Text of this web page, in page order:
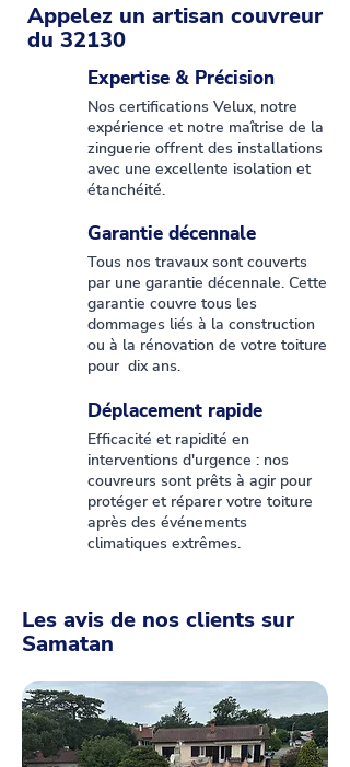
Appelez un artisan couvreur
du 32130
Expertise & Précision
Nos certifications Velux, notre
expérience et notre maîtrise de la
zinguerie offrent des installations
avec une excellente isolation et
étanchéité.
Garantie décennale
Tous nos travaux sont couverts
par une garantie décennale. Cette
garantie couvre tous les
dommages liés à la construction
ou à la rénovation de votre toiture
pour dix ans.
Déplacement rapide
Efficacité et rapidité en
interventions d'urgence : nos
couvreurs sont prêts à agir pour
protéger et réparer votre toiture
après des événements
climatiques extrêmes.
Les avis de nos clients sur
Samatan